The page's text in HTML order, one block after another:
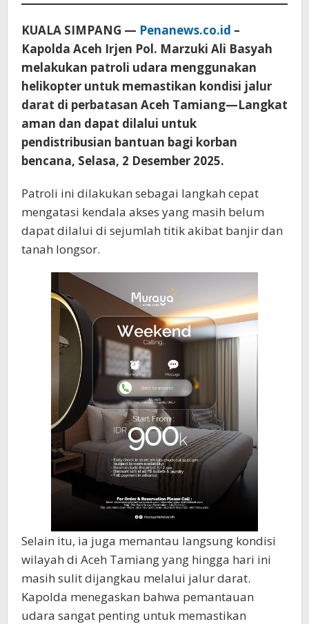
KUALA SIMPANG — Penanews.co.id –
Kapolda Aceh Irjen Pol. Marzuki Ali Basyah
melakukan patroli udara menggunakan
helikopter untuk memastikan kondisi jalur
darat di perbatasan Aceh Tamiang—Langkat
aman dan dapat dilalui untuk
pendistribusian bantuan bagi korban
bencana, Selasa, 2 Desember 2025.
Patroli ini dilakukan sebagai langkah cepat
mengatasi kendala akses yang masih belum
dapat dilalui di sejumlah titik akibat banjir dan
tanah longsor.
Selain itu, ia juga memantau langsung kondisi
wilayah di Aceh Tamiang yang hingga hari ini
masih sulit dijangkau melalui jalur darat.
Kapolda menegaskan bahwa pemantauan
udara sangat penting untuk memastikan